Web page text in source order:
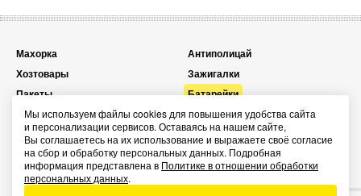
Махорка
Антиполицай
Хозтовары
Зажигалки
Пакеты
Батарейки
Топливо для зажигалок
Презервативы
Карты игральные
Спички
Сувенирные зажигалки
Энергетические паучи ENERGY
SHOCK
Мы используем файлы cookies для повышения удобства сайта
и персонализации сервисов. Оставаясь на нашем сайте,
Вы соглашаетесь на их использование и выражаете своё согласие
на сбор и обработку персональных данных. Подробная
информация представлена в Политике в отношении обработки
персональных данных.